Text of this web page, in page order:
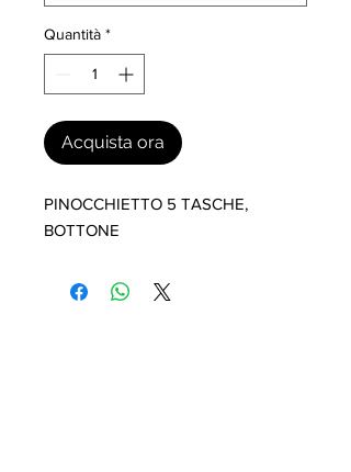
Quantità *
Acquista ora
PINOCCHIETTO 5 TASCHE,
BOTTONE